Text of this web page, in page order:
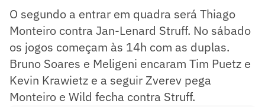
O segundo a entrar em quadra será Thiago
Monteiro contra Jan-Lenard Struff. No sábado
os jogos começam às 14h com as duplas.
Bruno Soares e Meligeni encaram Tim Puetz e
Kevin Krawietz e a seguir Zverev pega
Monteiro e Wild fecha contra Struff.